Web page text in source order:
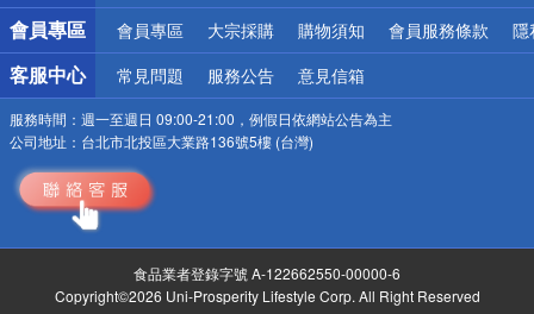
會員專區 會員專區 大宗採購 購物須知 會員服務條款 隱
客服中心 常見問題 服務公告 意見信箱
服務時間： 週一至週日 09:00-21:00，例假日依網站公告為主
公司地址： 台北市北投區大業路136號5樓 (台灣)
食品業者登錄字號 A-122662550-00000-6
Copyright©2026 Uni-Prosperity Lifestyle Corp. All Right Reserved